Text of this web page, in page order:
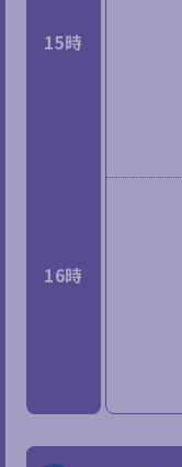
15時
16時